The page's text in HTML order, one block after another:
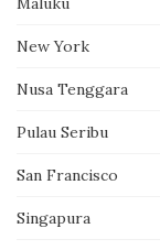
New York
Nusa Tenggara
Pulau Seribu
San Francisco
Singapura